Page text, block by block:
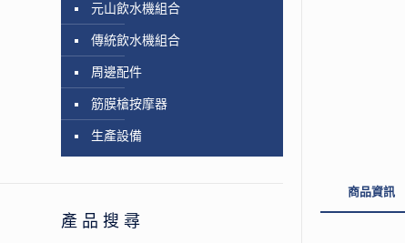
商品資訊
元山飲水機組合
傳統飲水機組合
周邊配件
筋膜槍按摩器
生產設備
產品搜尋